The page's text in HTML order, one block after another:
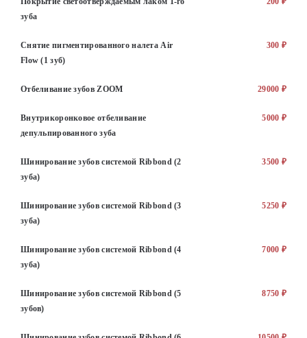
зуба
Снятие пигментированного налета Air
Flow (1 зуб)
300 ₽
Отбеливание зубов ZOOM 29000 ₽
Внутрикоронковое отбеливание
депульпированного зуба
5000 ₽
Шинирование зубов системой Ribbond (2
зуба)
3500 ₽
Шинирование зубов системой Ribbond (3
зуба)
5250 ₽
Шинирование зубов системой Ribbond (4
зуба)
7000 ₽
Шинирование зубов системой Ribbond (5
зубов)
8750 ₽